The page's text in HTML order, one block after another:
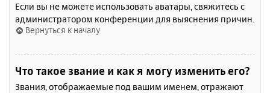
Если вы не можете использовать аватары, свяжитесь с
администратором конференции для выяснения причин.
Вернуться к началу
Что такое звание и как я могу изменить его?
Звания, отображаемые под вашим именем, отражают